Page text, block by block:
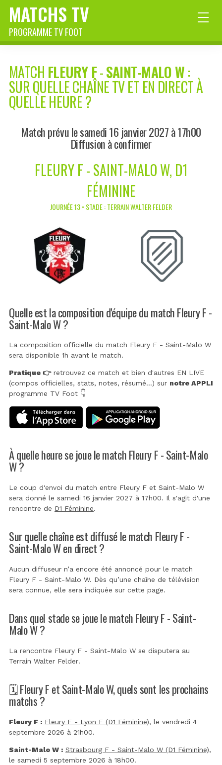
MATCHS TV
PROGRAMME TV FOOT
MATCH FLEURY F-SAINT-MALO W:
SUR QUELLE CHAÎNE TV ET EN DIRECT À
QUELLE HEURE ?
Match prévu le samedi 16 janvier 2027 à 17h00
Diffusion à confirmer
FLEURY F - SAINT-MALO W, D1
FÉMININE
JOURNÉE 13 • STADE : TERRAIN WALTER FELDER
Quelle est la composition d'équipe du match Fleury F -
Saint-Malo W ?
La composition officielle du match Fleury F - Saint-Malo W
sera disponible 1h avant le match.
Pratique 👉retrouvez ce match et bien d'autres EN LIVE
(compos officielles, stats, notes, résumé...) sur notre APPLI
programme TV Foot 👇
À quelle heure se joue le match Fleury F - Saint-Malo
W ?
Le coup d'envoi du match entre Fleury F et Saint-Malo W
sera donné le samedi 16 janvier 2027 à 17h00. Il s'agit d'une
rencontre de D1 Féminine.
Sur quelle chaîne est diffusé le match Fleury F -
Saint-Malo W en direct ?
Aucun diffuseur n’a encore été annoncé pour le match
Fleury F - Saint-Malo W. Dès qu’une chaîne de télévision
sera connue, elle sera indiquée sur cette page.
Dans quel stade se joue le match Fleury F - Saint-
Malo W ?
La rencontre Fleury F - Saint-Malo W se disputera au
Terrain Walter Felder.
🗓️ Fleury F et Saint-Malo W, quels sont les prochains
matchs ?
Fleury F : Fleury F - Lyon F (D1 Féminine), le vendredi 4
septembre 2026 à 21h00.
Saint-Malo W : Strasbourg F - Saint-Malo W (D1 Féminine),
le samedi 5 septembre 2026 à 18h00.